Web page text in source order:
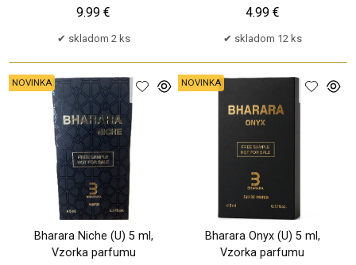
skladom 2 ks
9.99 €
skladom 12 ks
4.99 €
Bharara Niche (U) 5 ml,
Vzorka parfumu
NOVINKA
Bharara Onyx (U) 5 ml,
Vzorka parfumu
NOVINKA